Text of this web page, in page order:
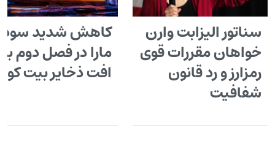
سناتور الیزابت وارن
خواهان مقررات قوی
رمزارز و رد قانون
شفافیت
کاهش شدید سود
مارا در فصل دوم با
افت ذخایر بیت